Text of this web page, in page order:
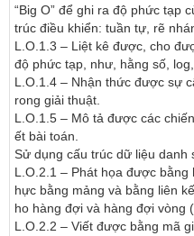
“Big O” để ghi ra độ phức tạp
trúc điều khiển: tuần tự, rẽ
L.O.1.3 – Liệt kê được, cho
độ phức tạp, như, hằng số,
L.O.1.4 – Nhận thức được sự
rong giải thuật.
L.O.1.5 – Mô tả được các
ết bài toán.
Sử dụng cấu trúc dữ liệu danh
L.O.2.1 – Phát họa được
hực bằng mảng và bằng liên
ho hàng đợi và hàng đợi vòng
L.O.2.2 – Viết được bằng mã